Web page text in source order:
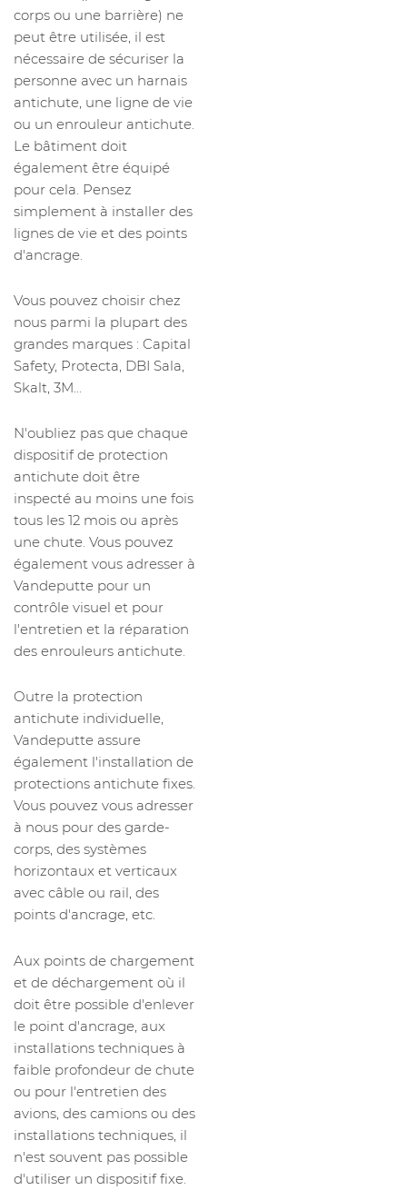
corps ou une barrière) ne
peut être utilisée, il est
nécessaire de sécuriser la
personne avec un harnais
antichute, une ligne de vie
ou un enrouleur antichute.
Le bâtiment doit
également être équipé
pour cela. Pensez
simplement à installer des
lignes de vie et des points
d'ancrage.
Vous pouvez choisir chez
nous parmi la plupart des
grandes marques : Capital
Safety, Protecta, DBI Sala,
Skalt, 3M...
N'oubliez pas que chaque
dispositif de protection
antichute doit être
inspecté au moins une fois
tous les 12 mois ou après
une chute. Vous pouvez
également vous adresser à
Vandeputte pour un
contrôle visuel et pour
l'entretien et la réparation
des enrouleurs antichute.
Outre la protection
antichute individuelle,
Vandeputte assure
également l'installation de
protections antichute fixes.
Vous pouvez vous adresser
à nous pour des garde-
corps, des systèmes
horizontaux et verticaux
avec câble ou rail, des
points d'ancrage, etc.
Aux points de chargement
et de déchargement où il
doit être possible d'enlever
le point d'ancrage, aux
installations techniques à
faible profondeur de chute
ou pour l'entretien des
avions, des camions ou des
installations techniques, il
n'est souvent pas possible
d'utiliser un dispositif fixe.